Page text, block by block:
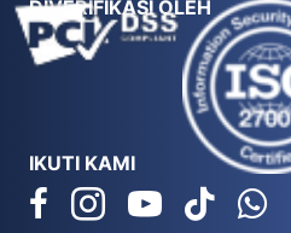
DIVERIFIKASI OLEH
IKUTI KAMI